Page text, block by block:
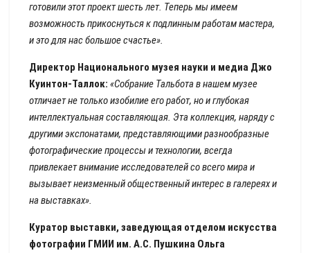
готовили этот проект шесть лет. Теперь мы имеем
возможность прикоснуться к подлинным работам мастера,
и это для нас большое счастье».
Директор Национального музея науки и медиа Джо
Куинтон-Таллок: «Собрание Тальбота в нашем музее
отличает не только изобилие его работ, но и глубокая
интеллектуальная составляющая. Эта коллекция, наряду с
другими экспонатами, представляющими разнообразные
фотографические процессы и технологии, всегда
привлекает внимание исследователей со всего мира и
вызывает неизменный общественный интерес в галереях и
на выставках».
Куратор выставки, заведующая отделом искусства
фотографии ГМИИ им. А.С. Пушкина Ольга